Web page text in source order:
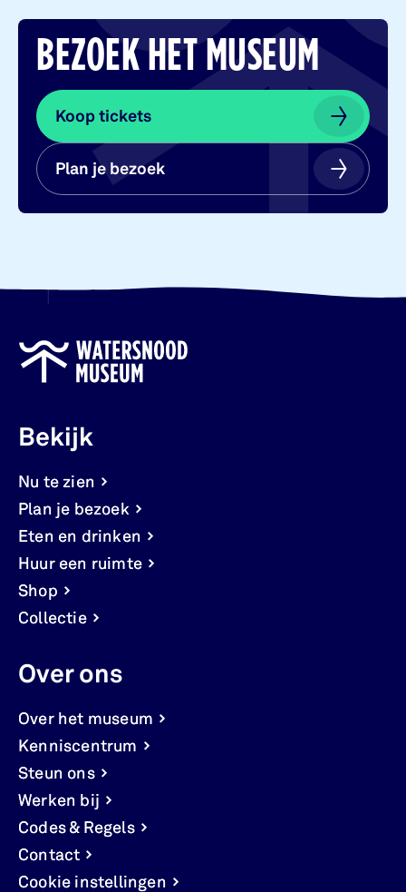
BEZOEK HET MUSEUM
Koop tickets
Koop tickets
Plan je bezoek
Plan je bezoek
Bekijk
Nu te zien
Plan je bezoek
Eten en drinken
Huur een ruimte
Shop
Collectie
Over ons
Over het museum
Kenniscentrum
Steun ons
Werken bij
Codes & Regels
Contact
Cookie instellingen